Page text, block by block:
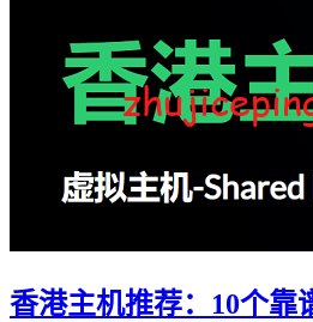
香港主机推荐：10个靠